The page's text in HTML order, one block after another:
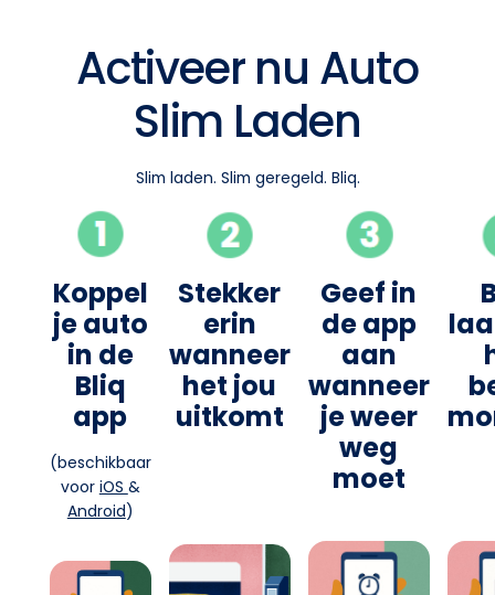
Activeer nu Auto
Slim Laden
Slim laden. Slim geregeld. Bliq.
Koppel
je auto
in de
Bliq
app
(beschikbaar
voor iOS &
Android)
Stekker
erin
wanneer
het jou
uitkomt
Geef in
de app
aan
wanneer
je weer
weg
moet